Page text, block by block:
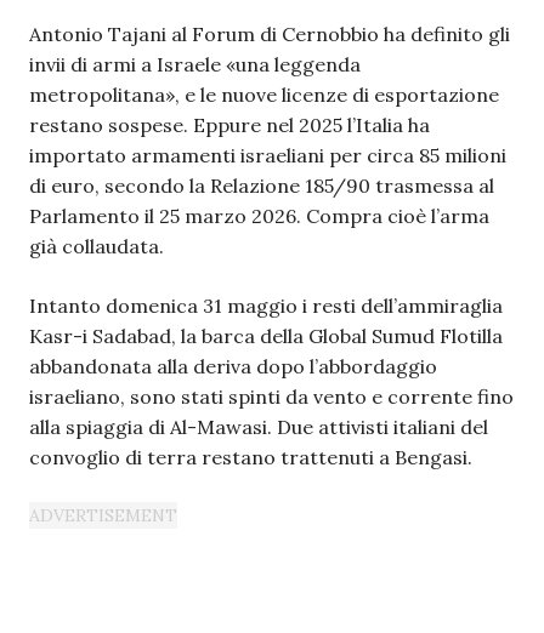
Antonio Tajani al Forum di Cernobbio ha definito gli
invii di armi a Israele «una leggenda
metropolitana», e le nuove licenze di esportazione
restano sospese. Eppure nel 2025 l’Italia ha
importato armamenti israeliani per circa 85 milioni
di euro, secondo la Relazione 185/90 trasmessa al
Parlamento il 25 marzo 2026. Compra cioè l’arma
già collaudata.
Intanto domenica 31 maggio i resti dell’ammiraglia
Kasr-i Sadabad, la barca della Global Sumud Flotilla
abbandonata alla deriva dopo l’abbordaggio
israeliano, sono stati spinti da vento e corrente fino
alla spiaggia di Al-Mawasi. Due attivisti italiani del
convoglio di terra restano trattenuti a Bengasi.